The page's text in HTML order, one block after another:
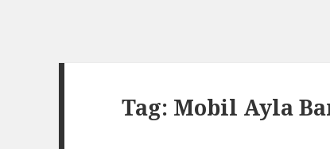
Tag: Mobil Ayla